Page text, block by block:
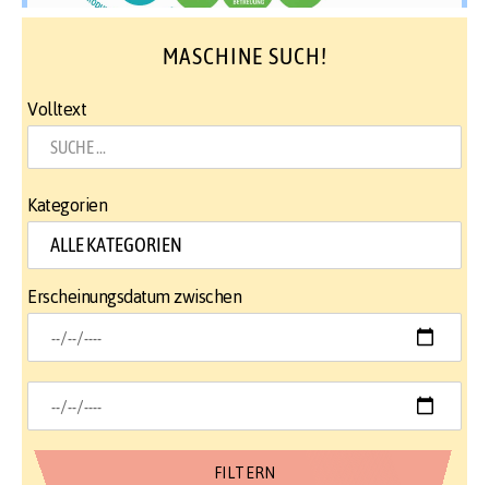
MASCHINE SUCH!
Volltext
Kategorien
Erscheinungsdatum zwischen